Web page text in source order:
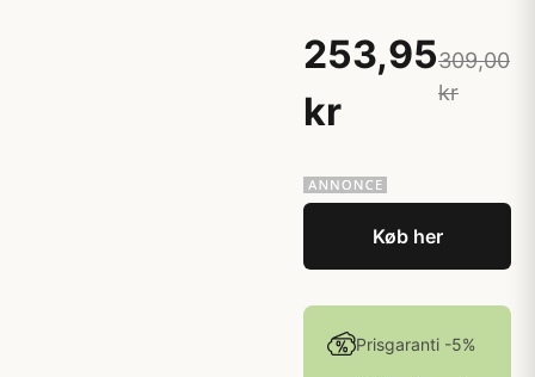
253,95
kr
309,00
kr
Køb her
Prisgaranti -5%